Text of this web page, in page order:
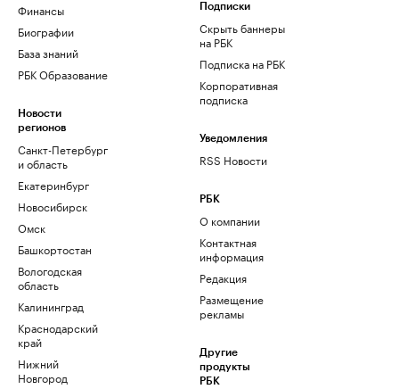
Финансы
Биографии
База знаний
РБК Образование
Новости
регионов
Санкт-Петербург
и область
Екатеринбург
Новосибирск
Омск
Башкортостан
Вологодская
область
Калининград
Краснодарский
край
Нижний
Новгород
Подписки
Скрыть баннеры
на РБК
Подписка на РБК
Корпоративная
подписка
Уведомления
RSS Новости
РБК
О компании
Контактная
информация
Редакция
Размещение
рекламы
Другие
продукты
РБК